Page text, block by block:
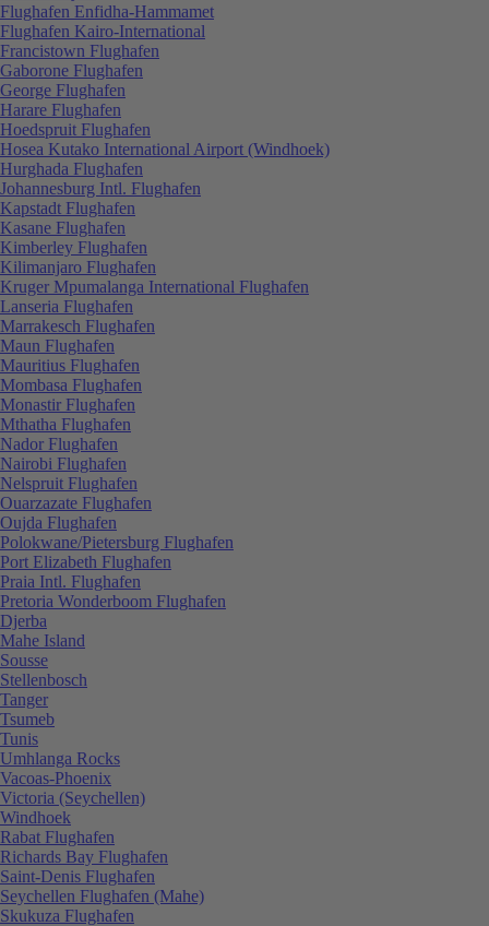
Flughafen Enfidha-Hammamet
Flughafen Kairo-International
Francistown Flughafen
Gaborone Flughafen
George Flughafen
Harare Flughafen
Hoedspruit Flughafen
Hosea Kutako International Airport (Windhoek)
Hurghada Flughafen
Johannesburg Intl. Flughafen
Kapstadt Flughafen
Kasane Flughafen
Kimberley Flughafen
Kilimanjaro Flughafen
Kruger Mpumalanga International Flughafen
Lanseria Flughafen
Marrakesch Flughafen
Maun Flughafen
Mauritius Flughafen
Mombasa Flughafen
Monastir Flughafen
Mthatha Flughafen
Nador Flughafen
Nairobi Flughafen
Nelspruit Flughafen
Ouarzazate Flughafen
Oujda Flughafen
Polokwane/Pietersburg Flughafen
Port Elizabeth Flughafen
Praia Intl. Flughafen
Pretoria Wonderboom Flughafen
Djerba
Mahe Island
Sousse
Stellenbosch
Tanger
Tsumeb
Tunis
Umhlanga Rocks
Vacoas-Phoenix
Victoria (Seychellen)
Windhoek
Rabat Flughafen
Richards Bay Flughafen
Saint-Denis Flughafen
Seychellen Flughafen (Mahe)
Skukuza Flughafen